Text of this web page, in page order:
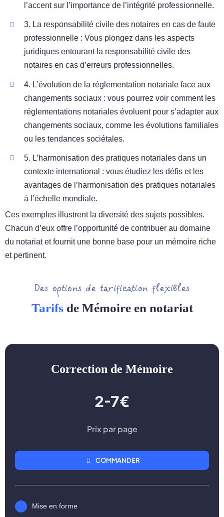
l’accent sur l’importance de l’intégrité professionnelle.
3. La responsabilité civile des notaires en cas de faute
professionnelle : Vous plongez dans les aspects
juridiques entourant la responsabilité civile des
notaires en cas d’erreurs professionnelles.
4. L’évolution de la réglementation notariale face aux
changements sociaux : vous pourrez voir comment les
réglementations notariales évoluent pour s’adapter aux
changements sociaux, comme les évolutions familiales
ou les tendances sociétales.
5. L’harmonisation des pratiques notariales dans un
contexte international : vous étudiez les défis et les
avantages de l’harmonisation des pratiques notariales
à l’échelle mondiale.
Ces exemples illustrent la diversité des sujets possibles.
Chacun d’eux offre l’opportunité de contribuer au domaine
du notariat et fournit une bonne base pour un mémoire riche
et pertinent.
Des options de tarification flexibles
Tarifs de Mémoire en notariat
Correction de Mémoire
2-7€
Prix par page
COMMANDER
Mise en forme